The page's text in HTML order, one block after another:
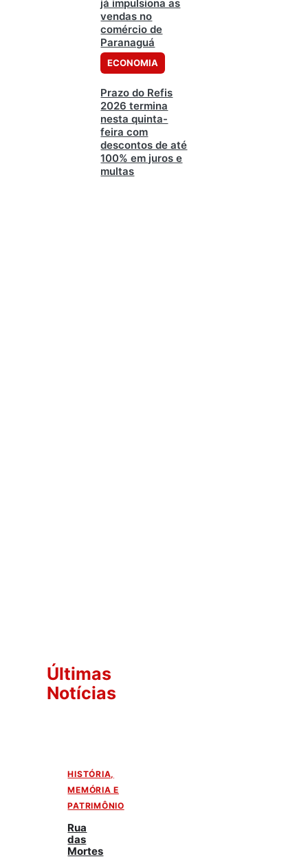
já impulsiona as
vendas no
comércio de
Paranaguá
ECONOMIA
Prazo do Refis
2026 termina
nesta quinta-
feira com
descontos de até
100% em juros e
multas
Últimas
Notícias
HISTÓRIA,
MEMÓRIA E
PATRIMÔNIO
Rua
das
Mortes